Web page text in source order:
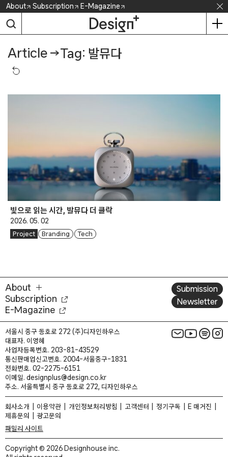
Skip
content
About Subscription E-Magazine
Article →Tag: 발뮤다
빛으로 읽는 시간, 발뮤다 더 클락
2026. 05. 02
Project Branding Tech
About
Subscription
E-Magazine
Submission
Newsletter
서울시 중구 동호로 272 (주)디자인하우스
대표자. 이영혜
사업자등록번호. 203-81-43529
통신판매업신고번호. 2004-서울중구-1831
전화번호. 02-2275-6151
이메일. designplus@design.co.kr
주소. 서울특별시 중구 동호로 272, 디자인하우스
회사소개 이용약관 개인정보처리방침 고객센터 정기구독
E 매거진
제휴문의
광고문의
패밀리 사이트
Copyright © 2026 Designhouse inc.